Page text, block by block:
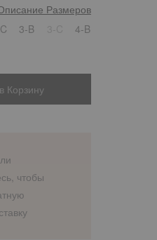
Размеров
3-B
4-B
Корзину
чтобы